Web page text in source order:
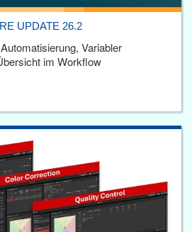
UPDATE 26.2
Variabler
im Workflow